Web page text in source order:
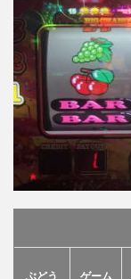
ぶどう
ゲーム